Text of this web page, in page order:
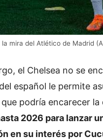
mira del Atlético de Madrid
el Chelsea no se
español le permite
podría encarecer la
2026 para lanzar
en su interés por